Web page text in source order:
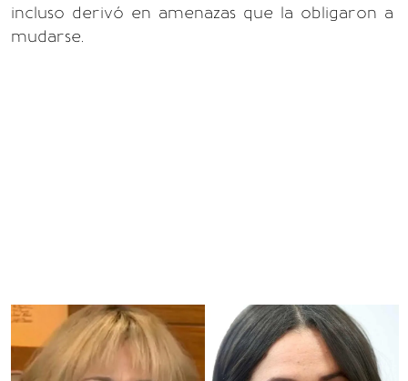
incluso derivó en amenazas que la obligaron a
mudarse.